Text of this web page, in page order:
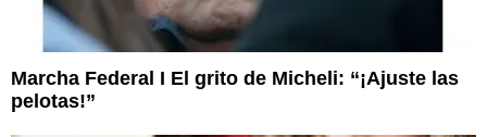
Marcha Federal I El grito de Micheli: “¡Ajuste las
pelotas!”